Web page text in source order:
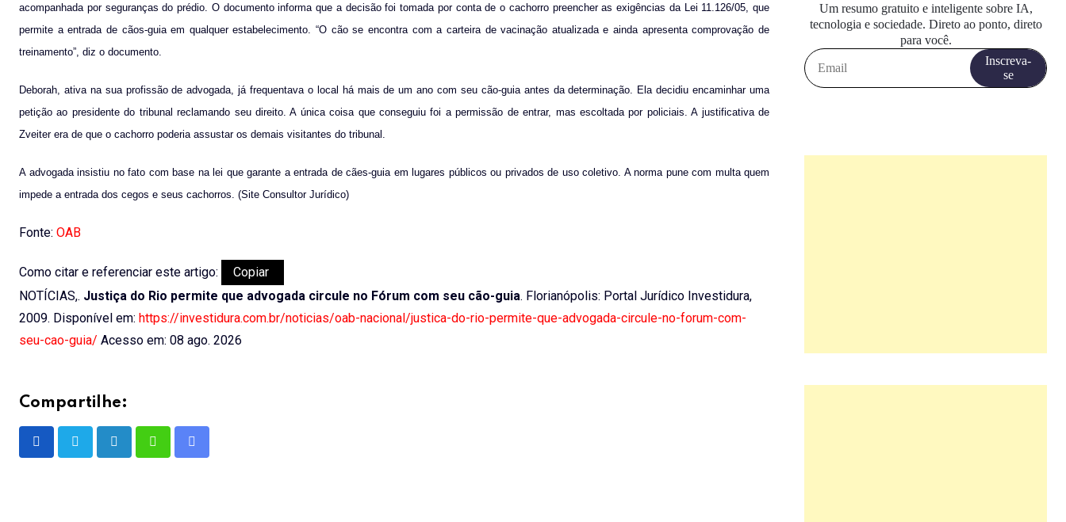
acompanhada por seguranças do prédio. O documento informa que a decisão foi tomada por conta de o cachorro preencher as exigências da Lei 11.126/05, que
permite a entrada de cãos-guia em qualquer estabelecimento. “O cão se encontra com a carteira de vacinação atualizada e ainda apresenta comprovação de
treinamento”, diz o documento.
Deborah, ativa na sua profissão de advogada, já frequentava o local há mais de um ano com seu cão-guia antes da determinação. Ela decidiu encaminhar uma
petição ao presidente do tribunal reclamando seu direito. A única coisa que conseguiu foi a permissão de entrar, mas escoltada por policiais. A justificativa de
Zveiter era de que o cachorro poderia assustar os demais visitantes do tribunal.
A advogada insistiu no fato com base na lei que garante a entrada de cães-guia em lugares públicos ou privados de uso coletivo. A norma pune com multa quem
impede a entrada dos cegos e seus cachorros. (Site Consultor Jurídico)
Fonte: OAB
Como citar e referenciar este artigo:
Copiar
NOTÍCIAS,. Justiça do Rio permite que advogada circule no Fórum com seu cão-guia. Florianópolis: Portal Jurídico Investidura,
2009. Disponível em: https://investidura.com.br/noticias/oab-nacional/justica-do-rio-permite-que-advogada-circule-no-forum-com-
seu-cao-guia/ Acesso em: 08 ago. 2026
Compartilhe:
LinkedInWhatsappShare